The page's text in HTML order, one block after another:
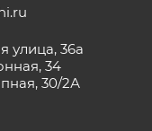
улица, 36а
34
30/2А